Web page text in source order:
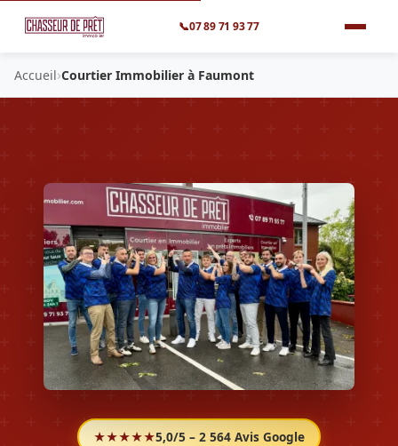
📞07 89 71 93 77
Accueil›Courtier Immobilier à Faumont
★★★★★5,0/5 – 2 564 Avis Google